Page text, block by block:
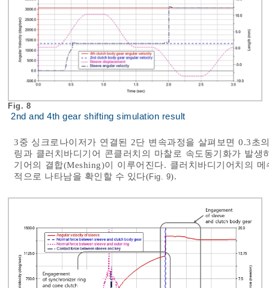
Fig. 8
2nd and 4th gear shifting simulation result
3중 싱크로나이저가 연결된 2단 변속과정을 살펴보면 0.3초
링과 클러치바디기어 콘클러치의 마찰로 속도동기화가 발
기어의 결합(Meshing)이 이루어진다. 클러치바디기어치의
적으로 나타남을 확인할 수 있다(Fig. 9).